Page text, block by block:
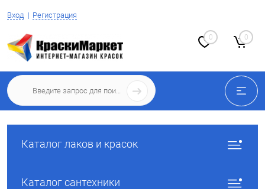
Вход Регистрация
0 0
Каталог лаков и красок
Каталог сантехники